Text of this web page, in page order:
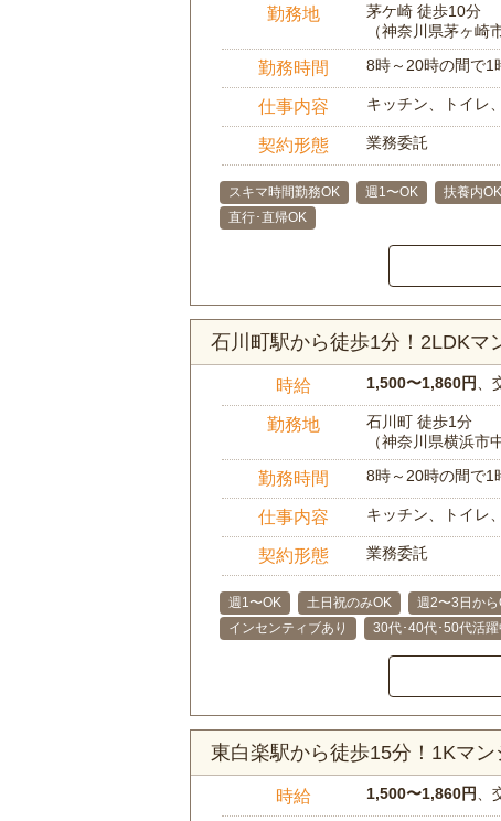
勤務地
茅ケ崎 徒歩10分
（神奈川県茅ヶ崎
勤務時間 8時～20時の間で1
仕事内容 キッチン、トイレ
契約形態 業務委託
スキマ時間勤務OK 週1〜OK 扶養内OK
直行･直帰OK
石川町駅から徒歩1分！2LDKマ
時給 1,500〜1,860円
勤務地
石川町 徒歩1分
（神奈川県横浜市
勤務時間 8時～20時の間で1
仕事内容 キッチン、トイレ
契約形態 業務委託
週1〜OK 土日祝のみOK 週2〜3日から
インセンティブあり
30代･40代･50代活躍
東白楽駅から徒歩15分！1Kマ
時給 1,500〜1,860円